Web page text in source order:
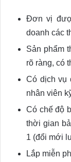
Đơn vị
doanh các
Sản phẩm
rõ ràng, có
Có dịch vụ
nhân viên
Có chế độ
thời gian
1 (đổi mới
Lắp miễn